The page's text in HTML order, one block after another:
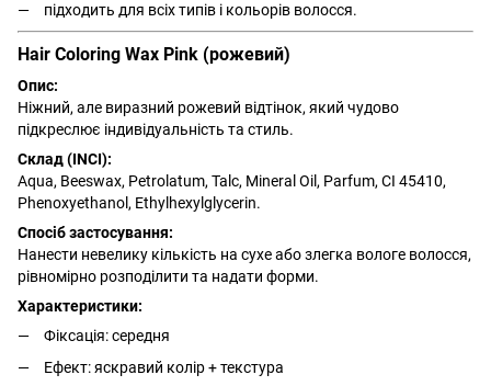
підходить для всіх типів і кольорів волосся.
Hair Coloring Wax Pink (рожевий)
Опис:
Ніжний, але виразний рожевий відтінок, який чудово
підкреслює індивідуальність та стиль.
Склад (INCI):
Aqua, Beeswax, Petrolatum, Talc, Mineral Oil, Parfum, CI 45410,
Phenoxyethanol, Ethylhexylglycerin.
Спосіб застосування:
Нанести невелику кількість на сухе або злегка вологе волосся,
рівномірно розподілити та надати форми.
Характеристики:
Фіксація: середня
Ефект: яскравий колір + текстура